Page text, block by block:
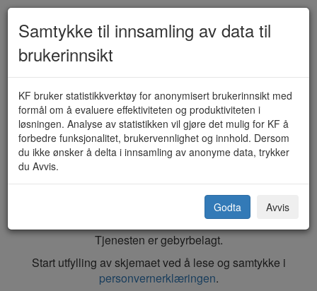
Utslipp av sanitært og
kommunalt avløpsvann fra hus
og hytter - søknad om (TK-202)
Trondheim kommune
Tjenesten er gebyrbelagt.
Start utfylling avskjemaet ved å lese og samtykke i
personvernerklæringen.
Samtykke til innsamling av data til
brukerinnsikt
KF bruker statistikkverktøy for anonymisert brukerinnsikt med
formål om å evaluere effektiviteten og produktiviteten i
løsningen. Analyse av statistikken vil gjøre det mulig for KF å
forbedre funksjonalitet, brukervennlighet og innhold. Dersom
du ikke ønsker å delta i innsamling av anonyme data, trykker
du Avvis.
Godta Avvis